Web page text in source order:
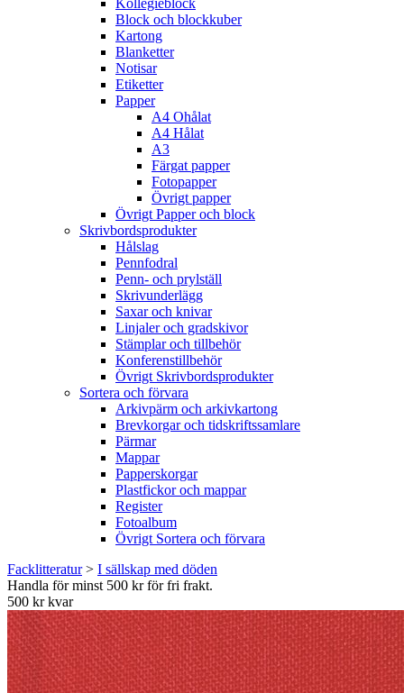
Kollegieblock
Block och blockkuber
Kartong
Blanketter
Notisar
Etiketter
Papper
A4 Ohålat
A4 Hålat
A3
Färgat papper
Fotopapper
Övrigt papper
Övrigt Papper och block
Skrivbordsprodukter
Hålslag
Pennfodral
Penn- och prylställ
Skrivunderlägg
Saxar och knivar
Linjaler och gradskivor
Stämplar och tillbehör
Konferenstillbehör
Övrigt Skrivbordsprodukter
Sortera och förvara
Arkivpärm och arkivkartong
Brevkorgar och tidskriftssamlare
Pärmar
Mappar
Papperskorgar
Plastfickor och mappar
Register
Fotoalbum
Övrigt Sortera och förvara
Facklitteratur> I sällskap med döden
Handla för minst 500 kr för fri frakt.
500 kr kvar